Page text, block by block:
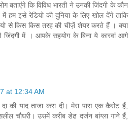
बताएंगे कि विविध भारती ने उनकी जिंदगी के कौन
हम इसे रेडियो की दुनिया के लिए खोल देंगे ताकि
से किस किस तरह की चीज़ें शेयर करते हैं । क्‍या
जिंदगी में । आपके सहयोग के बिना ये कारवां आगे
at 12:34 AM
की याद ताजा करा दी। मेरा पास एक कैसेट हैं,
चौधरी। उसमें करीब डेढ दर्जन बांग्ला गाने हैं,